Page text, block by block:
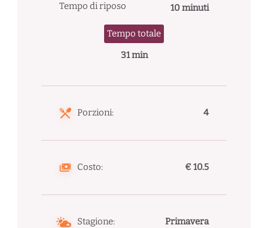
Tempo di riposo 10 minuti
Tempo totale
31 min
Porzioni: 4
Costo: € 10.5
Stagione: Primavera